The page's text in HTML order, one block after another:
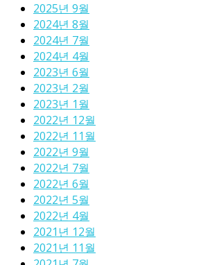
2025년 9월
2024년 8월
2024년 7월
2024년 4월
2023년 6월
2023년 2월
2023년 1월
2022년 12월
2022년 11월
2022년 9월
2022년 7월
2022년 6월
2022년 5월
2022년 4월
2021년 12월
2021년 11월